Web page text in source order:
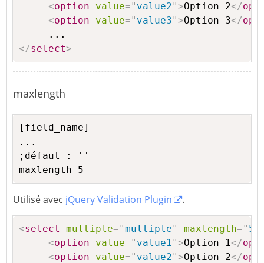
<option value=" value2">Option 2</
<option value=" value3">Option 3</
</select>
maxlength
[field_name]
...
;défaut : ''
maxlength=5
Utilisé avec jQuery Validation Plugin .
<select multiple="multiple" maxlength=" 5
<option value=" value1">Option 1</
<option value=" value2">Option 2</